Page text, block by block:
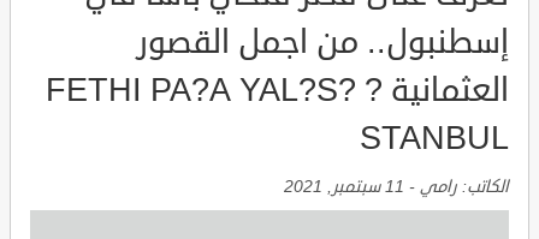
إسطنبول.. من اجمل القصور
العثمانية FETHI PA?A YAL?S? ?
STANBUL
الكاتب: رامي - 11 سبتمبر, 2021